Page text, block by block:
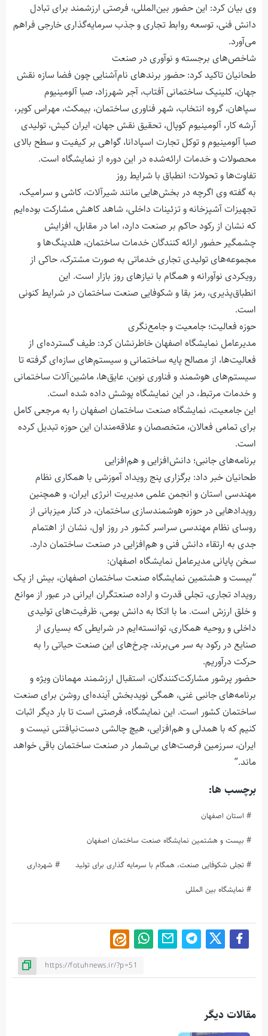
وی بیان کرد: این حضور بین‌المللی، فرصتی ارزشمند برای تبادل
دانش فنی، توسعه روابط تجاری و جذب سرمایه‌گذاری خارجی فراهم
می‌آورد.
شاخص‌های برجسته و نوآوری در صنعت
طحانیان تاکید کرد: حضور برندهای نام‌آشنایی چون فضا سازه نقش
جهان، کلینیک ساختمانی آفتاب، آجر شهرزاد، صبا آلومینیوم
سپاهان، گروه انتخاب، شهر فناوری ساختمان، بیمکث، مهراس کویر،
آرشه کار، آلومینیوم کوپال، تحقیق نقش جهان، ایران کیش، تولیدی
صبا آلومینیوم و توکل تجارت اسپادانا، گواهی بر کیفیت و سطح بالای
محصولات و خدمات ارائه‌شده در این دوره از نمایشگاه است.
تفاوت‌ها و تحولات؛ انطباق با شرایط روز
به گفته وی اگرچه در بخش‌هایی مانند شیرآلات، کاشی و سرامیک،
تجهیزات آشپزخانه و تزئینات داخلی، شاهد کاهش مشارکت بوده‌ایم
که نشان از رکود حاکم بر صنعت دارد، اما در مقابل، افزایش
چشمگیر حضور ارائه کنندگان خدمات ساختمان، هلدینگ‌ها و
مجموعه‌های تولیدی تجاری خدماتی به صورت مشترک، حاکی از
رویکردی نوآورانه و همگام با نیازهای روز بازار است. این
انطباق‌پذیری، رمز بقا و شکوفایی صنعت ساختمان در شرایط کنونی
است.
حوزه فعالیت؛ جامعیت و جامع‌نگری
مدیرعامل نمایشگاه اصفهان خاطرنشان کرد: طیف گسترده‌ای از
فعالیت‌ها، از مصالح پایه ساختمانی و سیستم‌های سازه‌ای گرفته تا
سیستم‌های هوشمند و فناوری نوین، عایق‌ها، ماشین‌آلات ساختمانی
و خدمات مرتبط، در این نمایشگاه پوشش داده شده است.
این جامعیت، نمایشگاه صنعت ساختمان اصفهان را به مرجعی کامل
برای تمامی فعالان، متخصصان و علاقه‌مندان این حوزه تبدیل کرده
است.
برنامه‌های جانبی؛ دانش‌افزایی و هم‌افزایی
طحانیان خبر داد: برگزاری پنج رویداد آموزشی با همکاری نظام
مهندسی استان و انجمن علمی مدیریت انرژی ایران، و همچنین
رویدادهایی در حوزه هوشمندسازی ساختمان، در کنار میزبانی از
روسای نظام مهندسی سراسر کشور در روز اول، نشان از اهتمام
جدی به ارتقاء دانش فنی و هم‌افزایی در صنعت ساختمان دارد.
سخن پایانی مدیرعامل نمایشگاه اصفهان:
“بیست و هشتمین نمایشگاه صنعت ساختمان اصفهان، بیش از یک
رویداد تجاری، تجلی قدرت و اراده صنعتگران ایرانی در عبور از موانع
و خلق ارزش است. ما با اتکا به دانش بومی، ظرفیت‌های تولیدی
داخلی و روحیه همکاری، توانسته‌ایم در شرایطی که بسیاری از
صنایع در رکود به سر می‌برند، چرخ‌های این صنعت حیاتی را به
حرکت درآوریم.
حضور پرشور مشارکت‌کنندگان، استقبال ارزشمند مهمانان ویژه و
برنامه‌های جانبی غنی، همگی نویدبخش آینده‌ای روشن برای صنعت
ساختمان کشور است. این نمایشگاه، فرصتی است تا بار دیگر اثبات
کنیم که با همدلی و هم‌افزایی، هیچ چالشی دست‌نیافتنی نیست و
ایران، سرزمین فرصت‌های بی‌شمار در صنعت ساختمان باقی خواهد
ماند.”
برچسب ها:
استان اصفهان
بیست و هشتمین نمایشگاه صنعت ساختمان اصفهان
تجلی شکوفایی صنعت، همگام با سرمایه گذاری برای تولید شهرداری
نمایشگاه بین المللی
مقالات دیگر